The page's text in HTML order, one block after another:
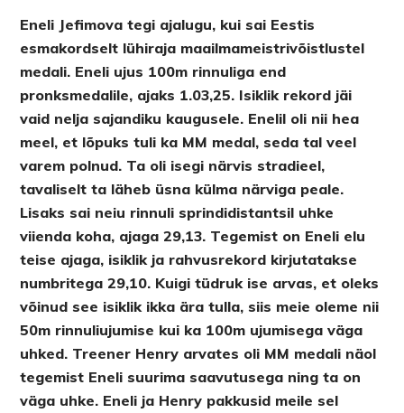
Eneli Jefimova tegi ajalugu, kui sai Eestis
esmakordselt lühiraja maailmameistrivõistlustel
medali. Eneli ujus 100m rinnuliga end
pronksmedalile, ajaks 1.03,25. Isiklik rekord jäi
vaid nelja sajandiku kaugusele. Enelil oli nii hea
meel, et lõpuks tuli ka MM medal, seda tal veel
varem polnud. Ta oli isegi närvis stradieel,
tavaliselt ta läheb üsna külma närviga peale.
Lisaks sai neiu rinnuli sprindidistantsil uhke
viienda koha, ajaga 29,13. Tegemist on Eneli elu
teise ajaga, isiklik ja rahvusrekord kirjutatakse
numbritega 29,10. Kuigi tüdruk ise arvas, et oleks
võinud see isiklik ikka ära tulla, siis meie oleme nii
50m rinnuliujumise kui ka 100m ujumisega väga
uhked. Treener Henry arvates oli MM medali näol
tegemist Eneli suurima saavutusega ning ta on
väga uhke. Eneli ja Henry pakkusid meile sel